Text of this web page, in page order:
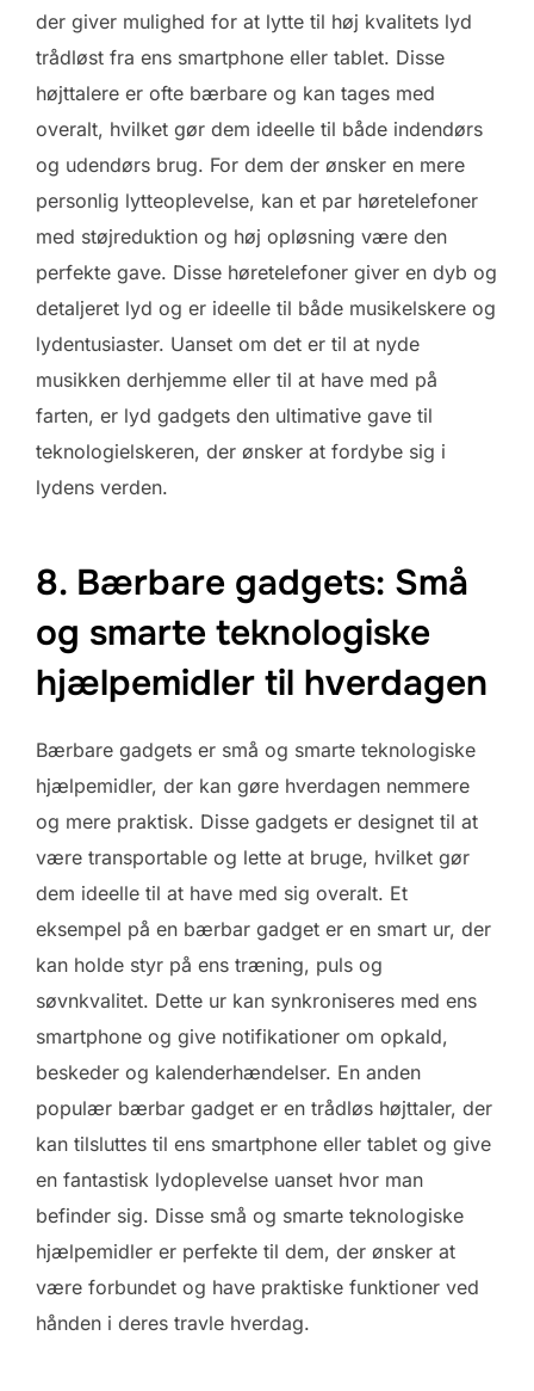
der giver mulighed for at lytte til høj kvalitets lyd
trådløst fra ens smartphone eller tablet. Disse
højttalere er ofte bærbare og kan tages med
overalt, hvilket gør dem ideelle til både indendørs
og udendørs brug. For dem der ønsker en mere
personlig lytteoplevelse, kan et par høretelefoner
med støjreduktion og høj opløsning være den
perfekte gave. Disse høretelefoner giver en dyb og
detaljeret lyd og er ideelle til både musikelskere og
lydentusiaster. Uanset om det er til at nyde
musikken derhjemme eller til at have med på
farten, er lyd gadgets den ultimative gave til
teknologielskeren, der ønsker at fordybe sig i
lydens verden.
8. Bærbare gadgets: Små
og smarte teknologiske
hjælpemidler til hverdagen
Bærbare gadgets er små og smarte teknologiske
hjælpemidler, der kan gøre hverdagen nemmere
og mere praktisk. Disse gadgets er designet til at
være transportable og lette at bruge, hvilket gør
dem ideelle til at have med sig overalt. Et
eksempel på en bærbar gadget er en smart ur, der
kan holde styr på ens træning, puls og
søvnkvalitet. Dette ur kan synkroniseres med ens
smartphone og give notifikationer om opkald,
beskeder og kalenderhændelser. En anden
populær bærbar gadget er en trådløs højttaler, der
kan tilsluttes til ens smartphone eller tablet og give
en fantastisk lydoplevelse uanset hvor man
befinder sig. Disse små og smarte teknologiske
hjælpemidler er perfekte til dem, der ønsker at
være forbundet og have praktiske funktioner ved
hånden i deres travle hverdag.